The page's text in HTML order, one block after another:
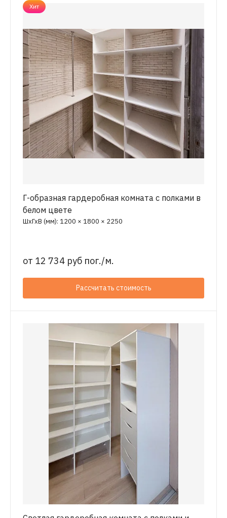
Хит
Г-образная гардеробная комната с полками в
белом цвете
ШхГхВ (мм): 1200 × 1800 × 2250
от 12 734 руб пог./м.
Рассчитать стоимость